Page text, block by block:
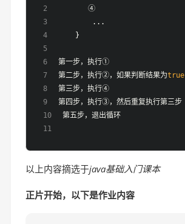
       ④
        ...
    }
第一步，执行①
第二步，执行②，如果判断结果为true
第三步，执行④
第四步，执行③，然后重复执行第三步
第五步，退出循环
以上内容摘选于java基础入门课本
正片开始，以下是作业内容